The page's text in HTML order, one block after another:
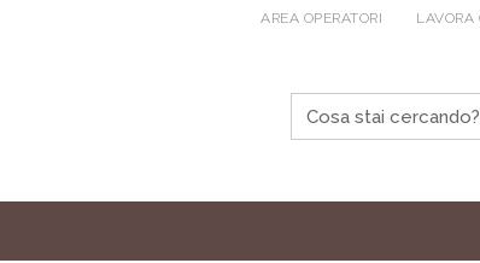
AREA OPERATORI LAVORA